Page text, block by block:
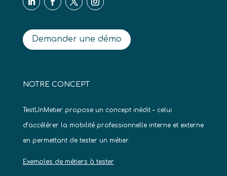
Demander une démo
NOTRE CONCEPT
TestUnMetier propose un concept inédit – celui
d’accélérer la mobilité professionnelle interne et externe
en permettant de tester un métier.
Exemples de métiers à tester